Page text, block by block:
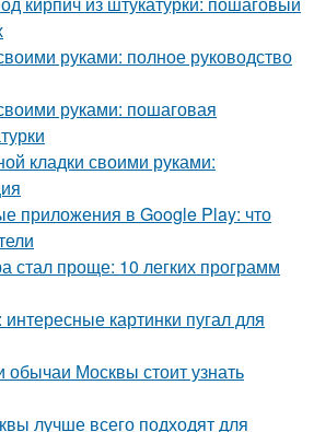
руками: полное руководство
руками: пошаговая
кладки своими руками:
приложения в Google Play: что
стал проще: 10 легких программ
картинки пугал для
обычаи Москвы стоит узнать
лучше всего подходят для